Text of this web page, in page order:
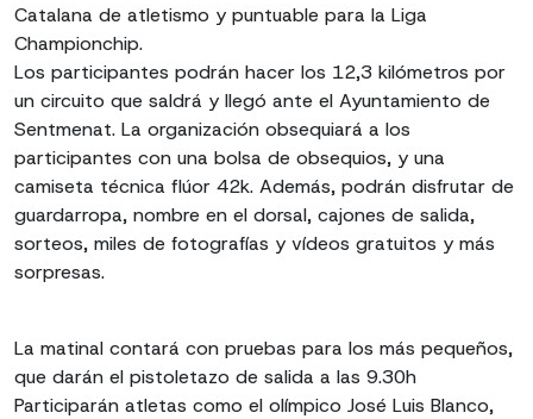
Catalana de atletismo y puntuable para la Liga
Championchip.
Los participantes podrán hacer los 12,3 kilómetros por
un circuito que saldrá y llegó ante el Ayuntamiento de
Sentmenat. La organización obsequiará a los
participantes con una bolsa de obsequios, y una
camiseta técnica flúor 42k. Además, podrán disfrutar de
guardarropa, nombre en el dorsal, cajones de salida,
sorteos, miles de fotografías y vídeos gratuitos y más
sorpresas.
La matinal contará con pruebas para los más pequeños,
que darán el pistoletazo de salida a las 9.30h
Participarán atletas como el olímpico José Luis Blanco,